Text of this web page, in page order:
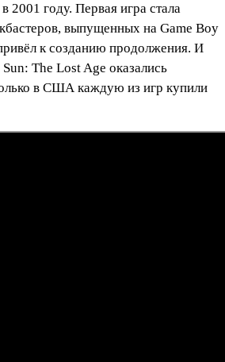
2001 году. Первая игра стала
выпущенных на Game Boy
к созданию продолжения. И
The Lost Age оказались
в США каждую из игр купили